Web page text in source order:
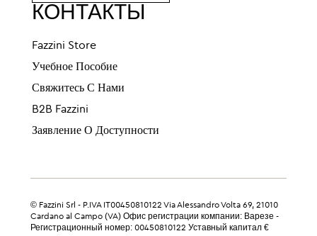
КОНТАКТЫ
Fazzini Store
Учебное Пособие
Свяжитесь С Нами
B2B Fazzini
Заявление О Доступности
© Fazzini Srl - P.IVA IT00450810122 Via Alessandro Volta 69, 21010
Cardano al Campo (VA) Офис регистрации компании: Варезе -
Регистрационный номер: 00450810122 Уставный капитал €